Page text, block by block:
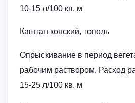
10-15 л/100 кв. м
Каштан конский, тополь
Опрыскивание в период
рабочим раствором. Расход
15-25 л/100 кв. м